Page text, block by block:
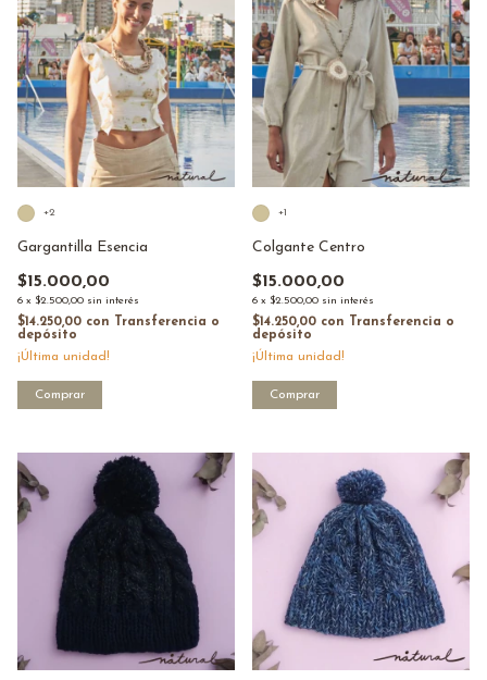
Gargantilla Esencia
$15.000,00
6 x $2.500,00 sin interés
$14.250,00 con
Transferencia o
depósito
¡Última unidad!
+2
Comprar
Colgante Centro
$15.000,00
6 x $2.500,00 sin interés
$14.250,00 con
Transferencia o
depósito
¡Última unidad!
+1
Comprar